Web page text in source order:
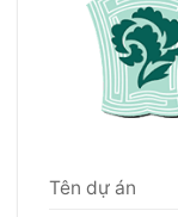
Tên dự án